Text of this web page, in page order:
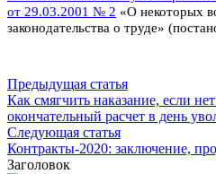
от 29.03.2001 № 2 «О некоторых
законодательства о труде»
Предыдущая статья
Как смягчить наказание, если
окончательный расчет в день
Следующая статья
Контракты-2020: заключение,
Заголовок